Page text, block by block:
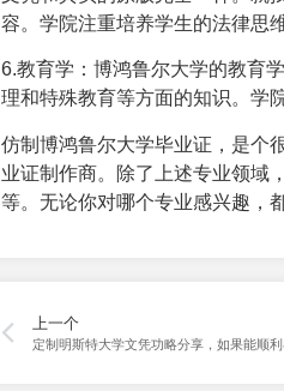
容。学院注重培养学生的法律思
6.教育学：博鸿鲁尔大学的教育
理和特殊教育等方面的知识。学
仿制博鸿鲁尔大学毕业证，是个
业证制作商。除了上述专业领域
等。无论你对哪个专业感兴趣，
上一个
定制明斯特大学文凭功略分享，如果能顺利